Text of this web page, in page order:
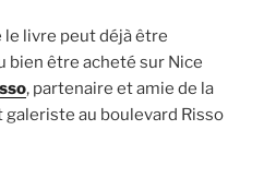
le livre peut déjà être
bien être acheté sur Nice
, partenaire et amie de la
galeriste au boulevard Risso